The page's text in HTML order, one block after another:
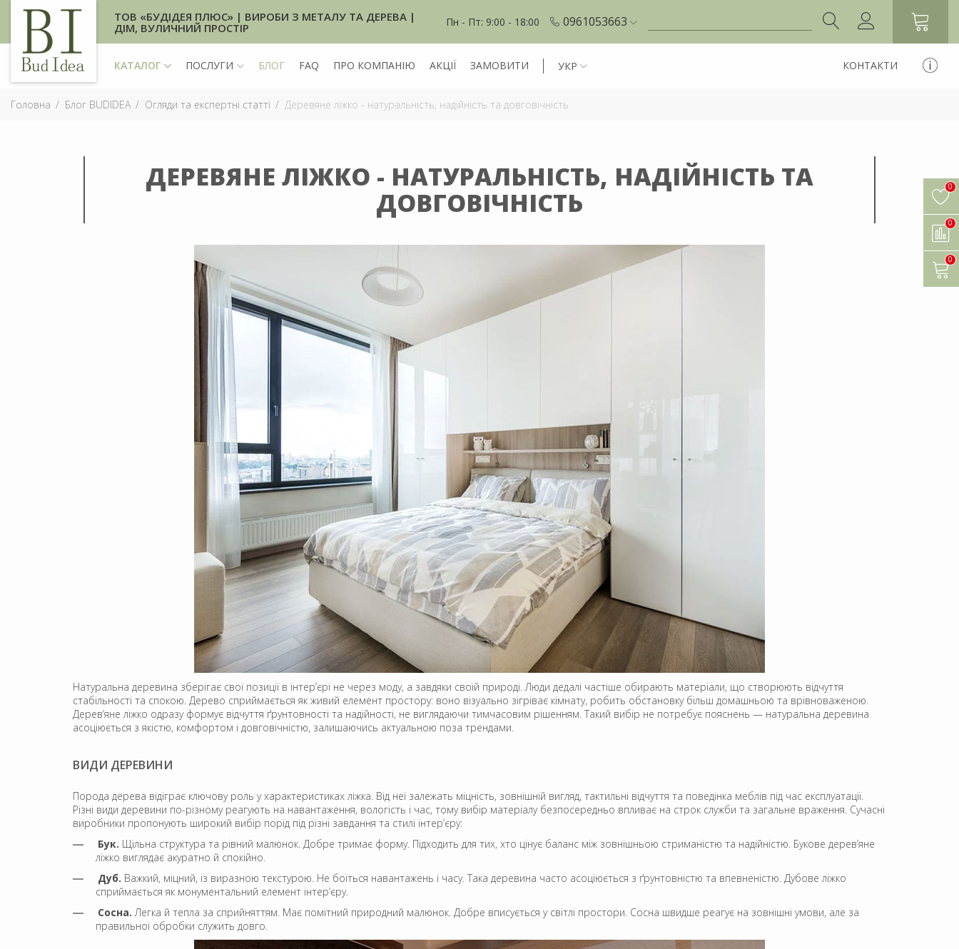
ТОВ «БУДІДЕЯ ПЛЮС» | ВИРОБИ З МЕТАЛУ ТА ДЕРЕВА |
ДІМ, ВУЛИЧНИЙ ПРОСТІР
Пн - Пт: 9:00 - 18:00 0961053663
КАТАЛОГ ПОСЛУГИ БЛОГ FAQ ПРО КОМПАНІЮ АКЦІЇ ЗАМОВИТИ УКР КОНТАКТИ
Головна Блог BUDIDEA Огляди та експертні статті Деревяне ліжко - натуральність, надійність та довговічність
ДЕРЕВЯНЕ ЛІЖКО - НАТУРАЛЬНІСТЬ, НАДІЙНІСТЬ ТА
ДОВГОВІЧНІСТЬ
Натуральна деревина зберігає свої позиції в інтер’єрі не через моду, а завдяки своїй природі. Люди дедалі частіше обирають матеріали, що створюють відчуття
стабільності та спокою. Дерево сприймається як живий елемент простору: воно візуально зігріває кімнату, робить обстановку більш домашньою та врівноваженою.
Дерев’яне ліжко одразу формує відчуття ґрунтовності та надійності, не виглядаючи тимчасовим рішенням. Такий вибір не потребує пояснень — натуральна деревина
асоціюється з якістю, комфортом і довговічністю, залишаючись актуальною поза трендами.
ВИДИ ДЕРЕВИНИ
Порода дерева відіграє ключову роль у характеристиках ліжка. Від неї залежать міцність, зовнішній вигляд, тактильні відчуття та поведінка меблів під час експлуатації.
Різні види деревини по-різному реагують на навантаження, вологість і час, тому вибір матеріалу безпосередньо впливає на строк служби та загальне враження. Сучасні
виробники пропонують широкий вибір порід під різні завдання та стилі інтер’єру:
Бук. Щільна структура та рівний малюнок. Добре тримає форму. Підходить для тих, хто цінує баланс між зовнішньою стриманістю та надійністю. Букове дерев’яне
ліжко виглядає акуратно й спокійно.
Дуб. Важкий, міцний, із виразною текстурою. Не боїться навантажень і часу. Така деревина часто асоціюється з ґрунтовністю та впевненістю. Дубове ліжко
сприймається як монументальний елемент інтер’єру.
Сосна. Легка й тепла за сприйняттям. Має помітний природний малюнок. Добре вписується у світлі простори. Сосна швидше реагує на зовнішні умови, але за
правильної обробки служить довго.
0
0
0